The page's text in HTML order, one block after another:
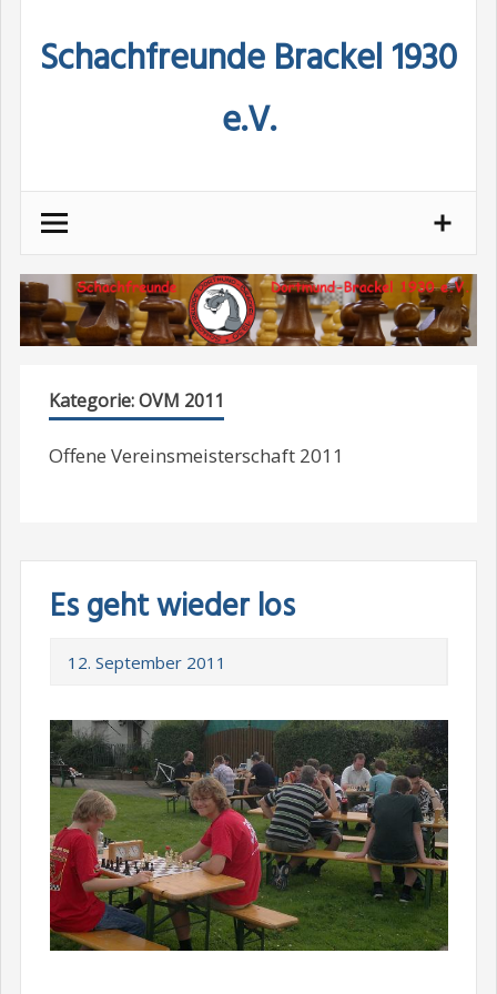
Schachfreunde Brackel 1930
e.V.
Kategorie:OVM 2011
Offene Vereinsmeisterschaft 2011
Es geht wieder los
12. September 2011